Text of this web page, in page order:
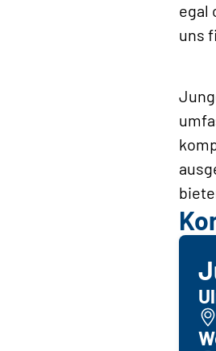
egal
uns